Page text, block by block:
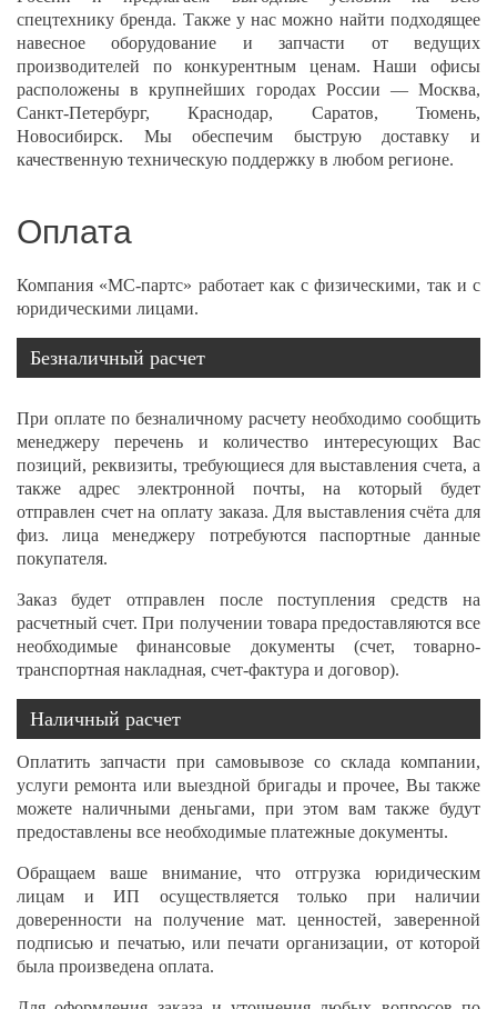
спецтехнику бренда. Также у нас можно найти подходящее
навесное оборудование и запчасти от ведущих
производителей по конкурентным ценам. Наши офисы
расположены в крупнейших городах России — Москва,
Санкт-Петербург, Краснодар, Саратов, Тюмень,
Новосибирск. Мы обеспечим быструю доставку и
качественную техническую поддержку в любом регионе.
Оплата
Компания «МС-партс» работает как с физическими, так и с
юридическими лицами.
Безналичный расчет
При оплате по безналичному расчету необходимо сообщить
менеджеру перечень и количество интересующих Вас
позиций, реквизиты, требующиеся для выставления счета, а
также адрес электронной почты, на который будет
отправлен счет на оплату заказа. Для выставления счёта для
физ. лица менеджеру потребуются паспортные данные
покупателя.
Заказ будет отправлен после поступления средств на
расчетный счет. При получении товара предоставляются все
необходимые финансовые документы (счет, товарно-
транспортная накладная, счет-фактура и договор).
Наличный расчет
Оплатить запчасти при самовывозе со склада компании,
услуги ремонта или выездной бригады и прочее, Вы также
можете наличными деньгами, при этом вам также будут
предоставлены все необходимые платежные документы.
Обращаем ваше внимание, что отгрузка юридическим
лицам и ИП осуществляется только при наличии
доверенности на получение мат. ценностей, заверенной
подписью и печатью, или печати организации, от которой
была произведена оплата.